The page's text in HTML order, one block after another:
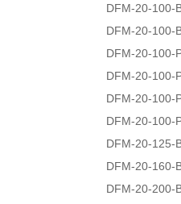
DFM-20-100-
DFM-20-100-
DFM-20-100-
DFM-20-100-
DFM-20-100-
DFM-20-100-
DFM-20-125-
DFM-20-160-
DFM-20-200-